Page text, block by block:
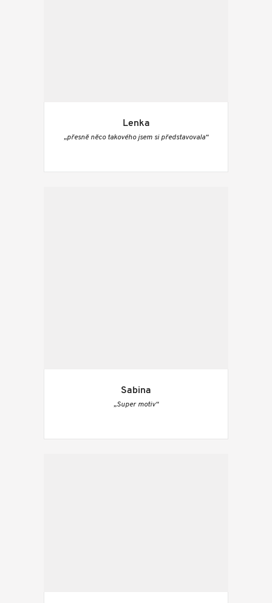
Lenka
„přesně něco takového jsem si představovala“
Sabina
„Super motiv“